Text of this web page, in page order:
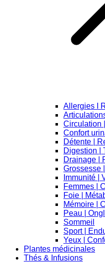
Allergies I
Circulation
Confort
Détente |
Digestion |
Drainage |
Grossesse
Immunité |
Femmes |
Foie |
Mémoire |
Peau |
Sommeil
Sport |
Yeux |
Plantes médicinales
Thés & Infusions